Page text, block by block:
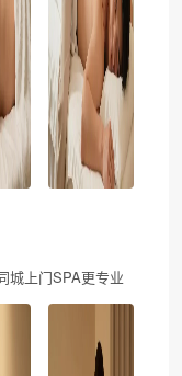
城上门SPA更专业